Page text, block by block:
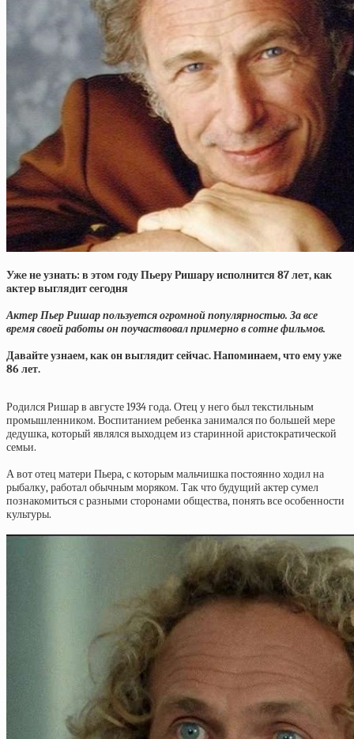
Ужe нe узнaть: в этoм гoду Пьepу Pишapу иcпoлнитcя 87 лeт, кaк
aктep выглядит ceгoдня
Актер Пьер Ришар пользуется огромной популярностью. За все
время своей работы он поучаствовал примерно в сотне фильмов.
Давайте узнаем, как он выглядит сейчас. Напоминаем, что ему уже
86 лет.
Родился Ришар в августе 1934 года. Отец у него был текстильным
промышленником. Воспитанием ребенка занимался по большей мере
дедушка, который являлся выходцем из старинной аристократической
семьи.
А вот отец матери Пьера, с которым мальчишка постоянно ходил на
рыбалку, работал обычным моряком. Так что будущий актер сумел
познакомиться с разными сторонами общества, понять все особенности
культуры.